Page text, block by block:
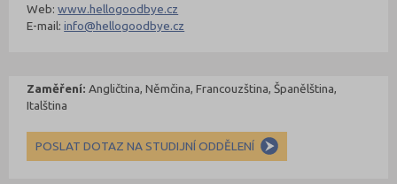
Web:www.hellogoodbye.cz
E-mail:info@hellogoodbye.cz
Zaměření: Angličtina, Němčina, Francouzština, Španělština,
Italština
POSLAT DOTAZ NA STUDIJNÍ ODDĚLENÍ